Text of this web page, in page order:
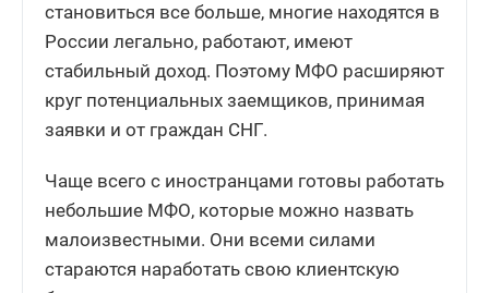
становиться все больше, многие находятся в
России легально, работают, имеют
стабильный доход. Поэтому МФО расширяют
круг потенциальных заемщиков, принимая
заявки и от граждан СНГ.
Чаще всего с иностранцами готовы работать
небольшие МФО, которые можно назвать
малоизвестными. Они всеми силами
стараются наработать свою клиентскую